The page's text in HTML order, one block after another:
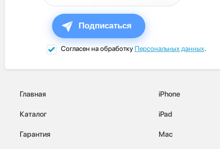
Подписаться
Согласен на обработку Персональных данных.
Главная
Каталог
Гарантия
iPhone
iPad
Mac